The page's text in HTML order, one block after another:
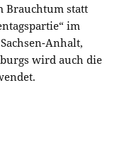
Brauchtum statt
im
Anhalt,
wird auch die